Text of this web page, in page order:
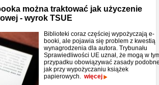
można traktować jak użyczenie
- wyrok TSUE
Biblioteki coraz częściej wypożyczają e-
booki, ale pojawia się problem z kwestią
wynagrodzenia dla autora. Trybunału
Sprawiedliwości UE uznał, że mogą w
przypadku obowiązywać zasady
jak przy wypożyczaniu książek
papierowych. więcej